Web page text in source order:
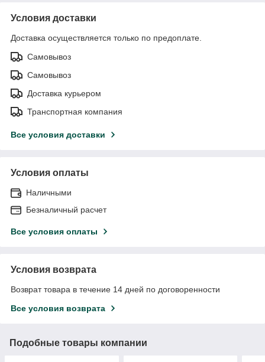
Условия доставки
Доставка осуществляется только по предоплате.
Самовывоз
Самовывоз
Доставка курьером
Транспортная компания
Все условия доставки
Условия оплаты
Наличными
Безналичный расчет
Все условия оплаты
Условия возврата
Возврат товара в течение 14 дней по договоренности
Все условия возврата
Подобные товары компании